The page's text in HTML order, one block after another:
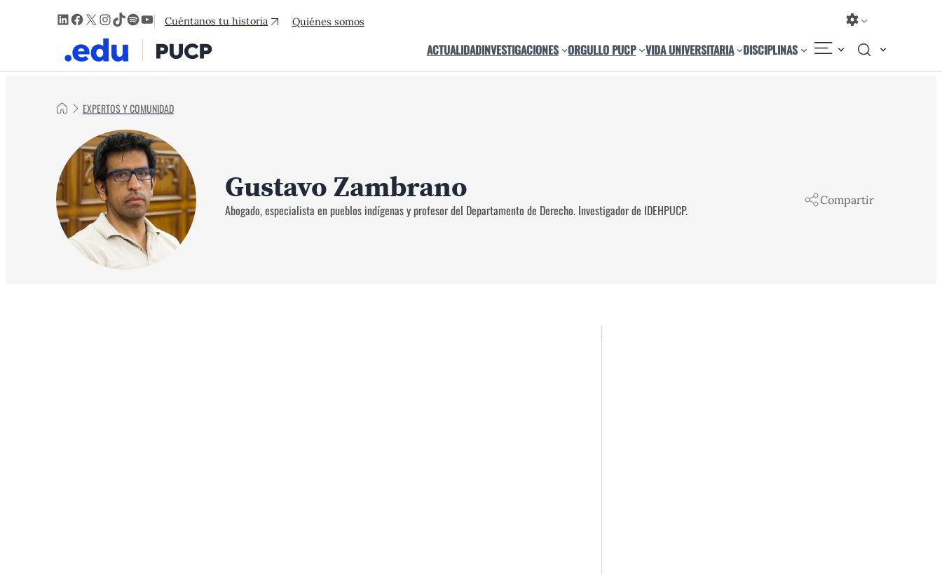
LinkedIn
Facebook
X Instagram
TikTok
Spotify
YouTube
Cuéntanos tu historia Quiénes somos
ACTUALIDADINVESTIGACIONES ORGULLO PUCP VIDA UNIVERSITARIA DISCIPLINAS
EXPERTOS Y COMUNIDAD
Gustavo Zambrano
Abogado, especialista en pueblos indígenas y profesor del Departamento de Derecho. Investigador de IDEHPUCP.
Compartir